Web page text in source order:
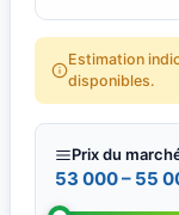
Estimation
disponibles.
Prix du
53 000 – 55